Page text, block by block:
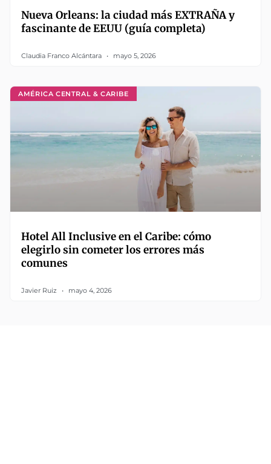
Nueva Orleans: la ciudad más EXTRAÑA y
fascinante de EEUU (guía completa)
Claudia Franco Alcántara mayo 5, 2026
AMÉRICA CENTRAL & CARIBE
Hotel All Inclusive en el Caribe: cómo
elegirlo sin cometer los errores más
comunes
Javier Ruiz mayo 4, 2026